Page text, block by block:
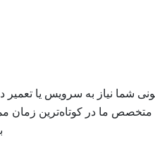
شما نیاز به سرویس یا تعمیر
متخصص ما در کوتاه‌ترین